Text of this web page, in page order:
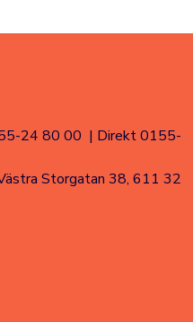
24 80 00 | Direkt 0155-
Storgatan 38, 611 32